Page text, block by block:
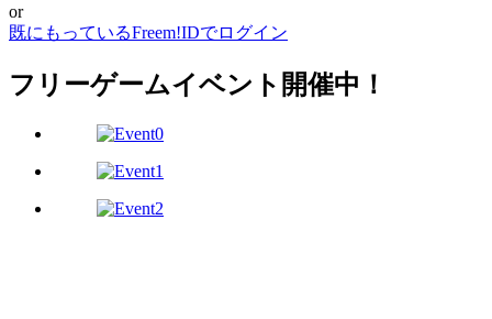
or
既にもっているFreem!IDでログイン
フリーゲームイベント開催中！